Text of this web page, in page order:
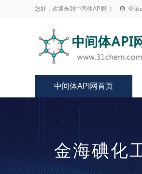
您好，欢迎来到中间体API网！  登录
中间体API网首页
金海碘化